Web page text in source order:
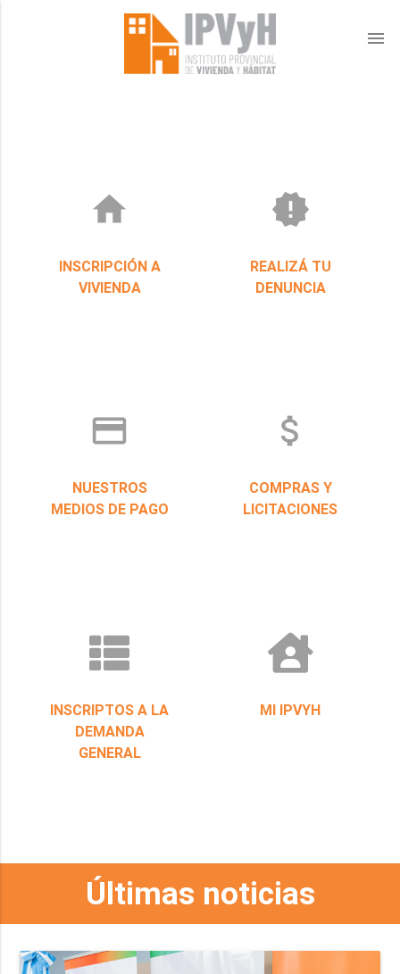
menu
home
INSCRIPCIÓN A
VIVIENDA
new_releases
REALIZÁ TU
DENUNCIA
credit_card
NUESTROS
MEDIOS DE PAGO
attach_money
COMPRAS Y
LICITACIONES
INSCRIPTOS A LA
DEMANDA
GENERAL
MI IPVYH
Últimas noticias